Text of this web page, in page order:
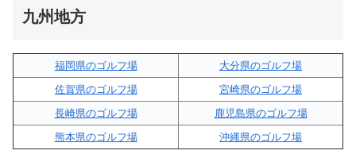
九州地方
福岡県のゴルフ場
大分県のゴルフ場
佐賀県のゴルフ場
宮崎県のゴルフ場
長崎県のゴルフ場
鹿児島県のゴルフ場
熊本県のゴルフ場
沖縄県のゴルフ場